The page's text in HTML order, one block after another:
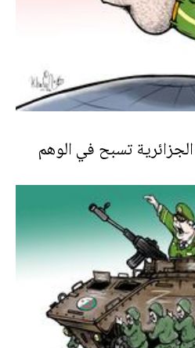
الجزائرية تسبح في الوهم